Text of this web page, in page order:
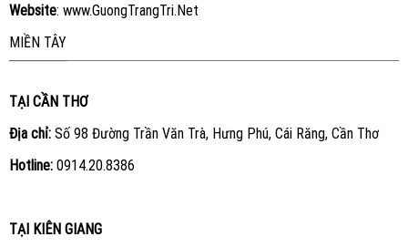
Website: www.GuongTrangTri.Net
MIỀN TÂY
TẠI CẦN THƠ
Địa chỉ:Số 98 Đường Trần Văn Trà, Hưng Phú, Cái Răng, Cần Thơ
Hotline: 0914.20.8386
TẠI KIÊN GIANG